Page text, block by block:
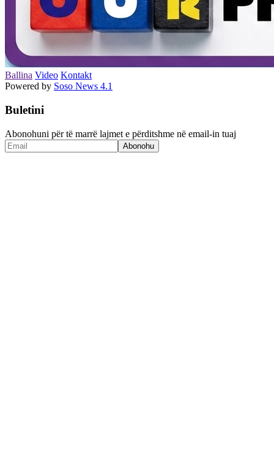
Ballina Video Kontakt
Powered by Soso News 4.1
Buletini
Abonohuni për të marrë lajmet e përditshme në email-in tuaj
Abonohu